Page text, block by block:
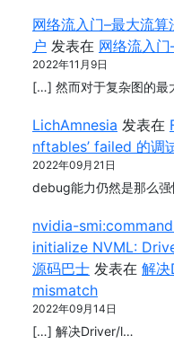
网络流入门–最大流
户 发表在 网络流入
2022年11月9日
[…] 然而对于复杂图的最
LichAmnesia 发表在
nftables’ failed 的调
2022年09月21日
debug能力仍然是那么强
nvidia-
initialize NVML:
源码巴士 发表在 解
mismatch
2022年09月14日
[…] 解决Driver/l…